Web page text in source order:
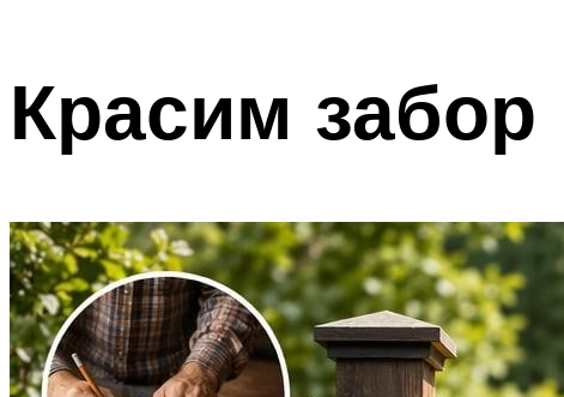
Красим забор